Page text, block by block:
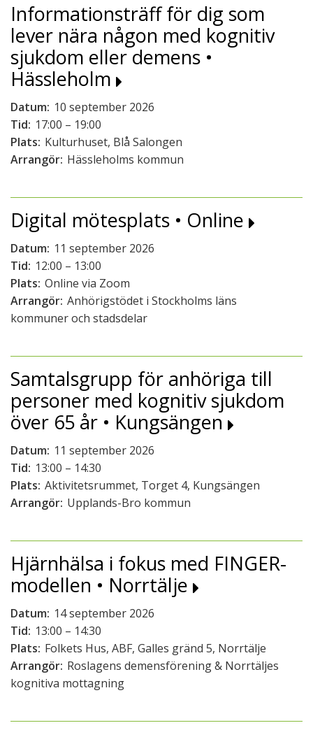
Informationsträff för dig som
lever nära någon med kognitiv
sjukdom eller demens •
Hässleholm
Datum: 10 september 2026
Tid: 17:00 – 19:00
Plats: Kulturhuset, Blå Salongen
Arrangör: Hässleholms kommun
Digital mötesplats • Online
Datum: 11 september 2026
Tid: 12:00 – 13:00
Plats: Online via Zoom
Arrangör: Anhörigstödet i Stockholms läns
kommuner och stadsdelar
Samtalsgrupp för anhöriga till
personer med kognitiv sjukdom
över 65 år • Kungsängen
Datum: 11 september 2026
Tid: 13:00 – 14:30
Plats: Aktivitetsrummet, Torget 4, Kungsängen
Arrangör: Upplands-Bro kommun
Hjärnhälsa i fokus med FINGER-
modellen • Norrtälje
Datum: 14 september 2026
Tid: 13:00 – 14:30
Plats: Folkets Hus, ABF, Galles gränd 5, Norrtälje
Arrangör: Roslagens demensförening & Norrtäljes
kognitiva mottagning